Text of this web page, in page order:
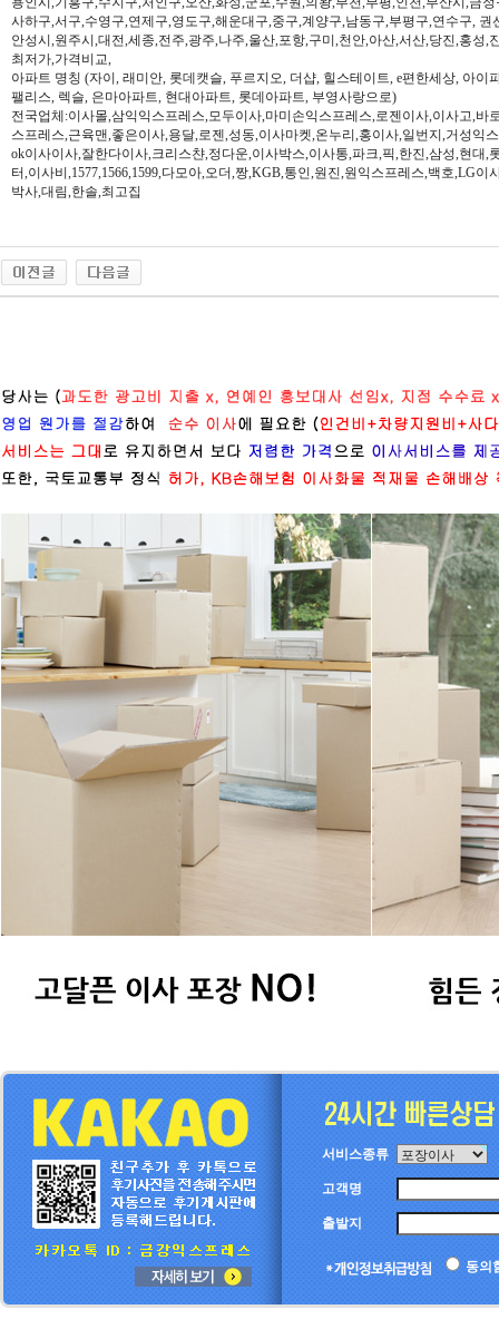
사하구,서구,수영구,연제구,영도구,해운대구,중구,계양구,남동구,부평구,연수구,
안성시,원주시,대전,세종,전주,광주,나주,울산,포항,구미,천안,아산,서산,당진,홍성,
최저가,가격비교,
아파트 명칭 (자이, 래미안, 롯데캣슬, 푸르지오, 더샵, 힐스테이트, e편한세상, 아이
팰리스, 렉슬, 은마아파트, 현대아파트, 롯데아파트, 부영사랑으로)
전국업체:이사몰,삼익익스프레스,모두이사,마미손익스프레스,로젠이사,이사고,바
스프레스,근육맨,좋은이사,용달,로젠,성동,이사마켓,온누리,홍이사,일번지,거성익
ok이사이사,잘한다이사,크리스챤,정다운,이사박스,이사통,파크,픽,한진,삼성,현대,
터,이사비,1577,1566,1599,다모아,오더,짱,KGB,통인,원진,원익스프레스,백호,LG
박사,대림,한솔,최고집
서비스종류
고객명
출발지
동의